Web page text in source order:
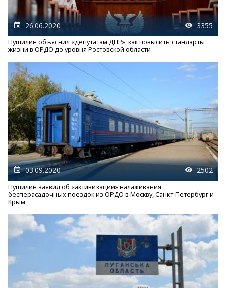
26.06.2020 3355
Пушилин объяснил «депутатам ДНР», как повысить стандарты
жизни в ОРДО до уровня Ростовской области
03.09.2020 2502
Пушилин заявил об «активизации» налаживания
бесперасадочных поездок из ОРДО в Москву, Санкт-Петербург и
Крым